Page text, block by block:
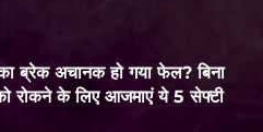
ब्रेक अचानक हो गया फेल? बिना
रोकने के लिए आजमाएं ये 5 सेफ्टी